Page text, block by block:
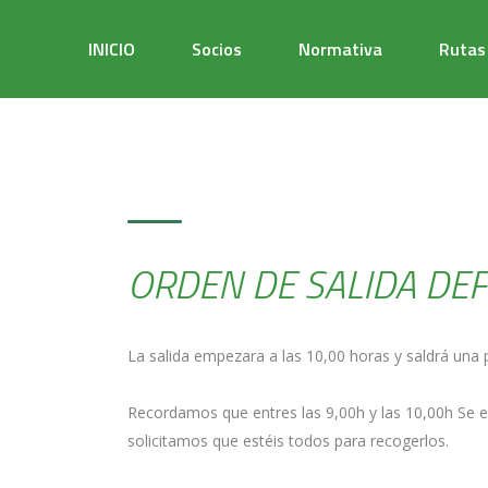
INICIO Socios Normativa Rutas
ORDEN DE SALIDA
ORDEN DE SALIDA
La salida empezara a las 10,00 horas y saldrá
Recordamos que entres las 9,00h y las 10,00h
solicitamos que estéis todos para recogerlos.